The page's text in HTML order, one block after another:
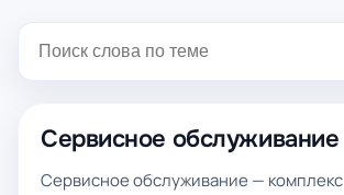
Сервисное обслуживание
Сервисное обслуживание — комплекс